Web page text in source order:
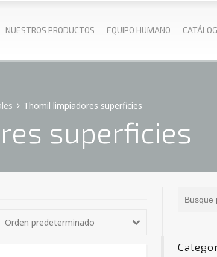
NUESTROS PRODUCTOS EQUIPO HUMANO
Thomil limpiadores superficies
superficies
Orden predeterminado